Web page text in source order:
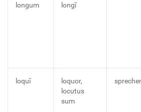
longum
longī
loquī
loquor,
locutus
sum